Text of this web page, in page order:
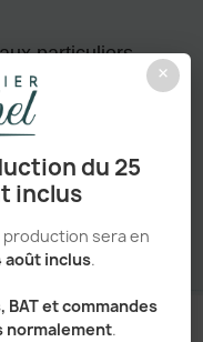
×
du 25
inclus
sera en
août inclus.
BAT et commandes
normalement.
particuliers